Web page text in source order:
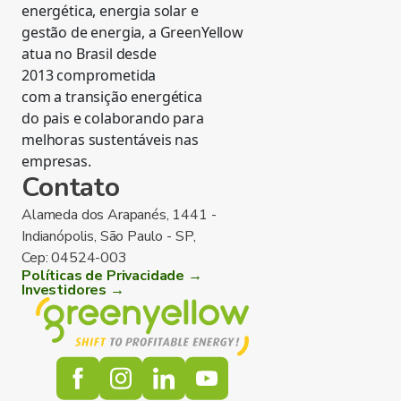
energética, energia solar e
gestão de energia, a GreenYellow
atua no Brasil desde
2013 comprometida
com a transição energética
do pais e colaborando para
melhoras sustentáveis nas
empresas.
Contato
Alameda dos Arapanés, 1441 -
Indianópolis, São Paulo - SP,
Cep: 04524-003
Políticas de Privacidade →
Investidores →